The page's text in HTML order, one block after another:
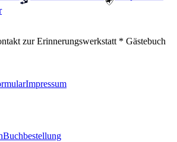
zur Erinnerungswerkstatt * Gästebuch
Impressum
Buchbestellung